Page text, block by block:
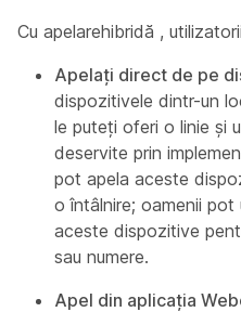
Cu apelarehibridă ,
Apelați direct de pe
dispozitivele dintr-un
le puteți oferi o linie și
deservite prin
pot apela aceste
o întâlnire; oamenii pot
aceste dispozitive
sau numere.
Apel din aplicația